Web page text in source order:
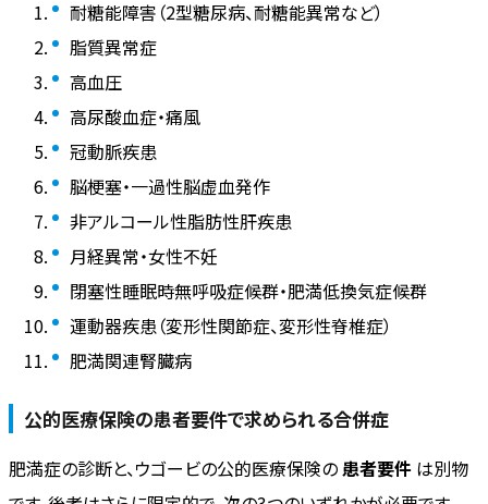
耐糖能障害（2型糖尿病、耐糖能異常など）
脂質異常症
高血圧
高尿酸血症・痛風
冠動脈疾患
脳梗塞・一過性脳虚血発作
非アルコール性脂肪性肝疾患
月経異常・女性不妊
閉塞性睡眠時無呼吸症候群・肥満低換気症候群
運動器疾患（変形性関節症、変形性脊椎症）
肥満関連腎臓病
公的医療保険の患者要件で求められる合併症
肥満症の診断と、ウゴービの公的医療保険の患者要件 は別物